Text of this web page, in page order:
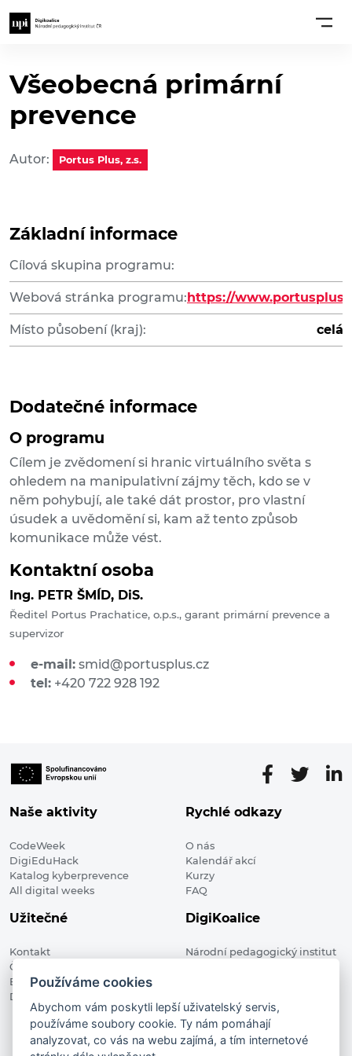
Všeobecná primární
prevence
Autor: Portus Plus, z.s.
Základní informace
Cílová skupina programu:
Webová stránka programu: https://
Místo působení (kraj): celá
Dodatečné informace
O programu
Cílem je zvědomení si hranic virtuálního světa s
ohledem na manipulativní zájmy těch, kdo se v
něm pohybují, ale také dát prostor, pro vlastní
úsudek a uvědomění si, kam až tento způsob
komunikace může vést.
Kontaktní osoba
Ing. PETR ŠMÍD, DiS.
Ředitel Portus Prachatice, o.p.s., garant primární prevence a
supervizor
e-mail: smid@portusplus.cz
tel: +420 722 928 192
Naše aktivity
CodeWeek
DigiEduHack
Katalog kyberprevence
All digital weeks
Rychlé odkazy
O nás
Kalendář akcí
Kurzy
FAQ
Užitečné
Kontakt
Členské organizace
Blog
Digitalizace ve vzdělávání
DigiKoalice
Národní pedagogický institut
DigiKoalice 2021. All rights reserved
Vstup do administrace
Používáme cookies
Abychom vám poskytli lepší uživatelský servis,
používáme soubory cookie. Ty nám pomáhají
analyzovat, co vás na webu zajímá, a tím internetové